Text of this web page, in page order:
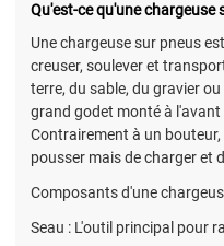
Qu'est-ce qu'une chargeuse
Une chargeuse sur pneus
creuser, soulever et
terre, du sable, du gravier
grand godet monté à
Contrairement à un
pousser mais de charger et
Composants d'une
Seau : L'outil principal pour